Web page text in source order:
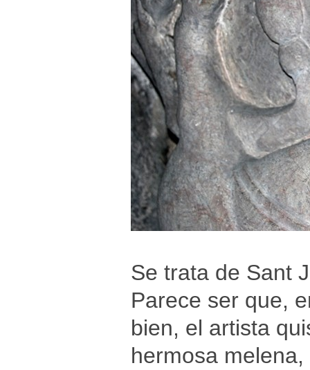
Se trata de Sant
Parece ser que,
bien, el artista
hermosa